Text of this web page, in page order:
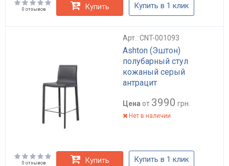
0 отзывов Купить Купить в 1 клик
Арт.: CNT-001093
Ashton (Эштон)
полубарный стул
кожаный серый
антрацит
Цена от 3990 грн.
Нет в наличии
0 отзывов Купить Купить в 1 клик